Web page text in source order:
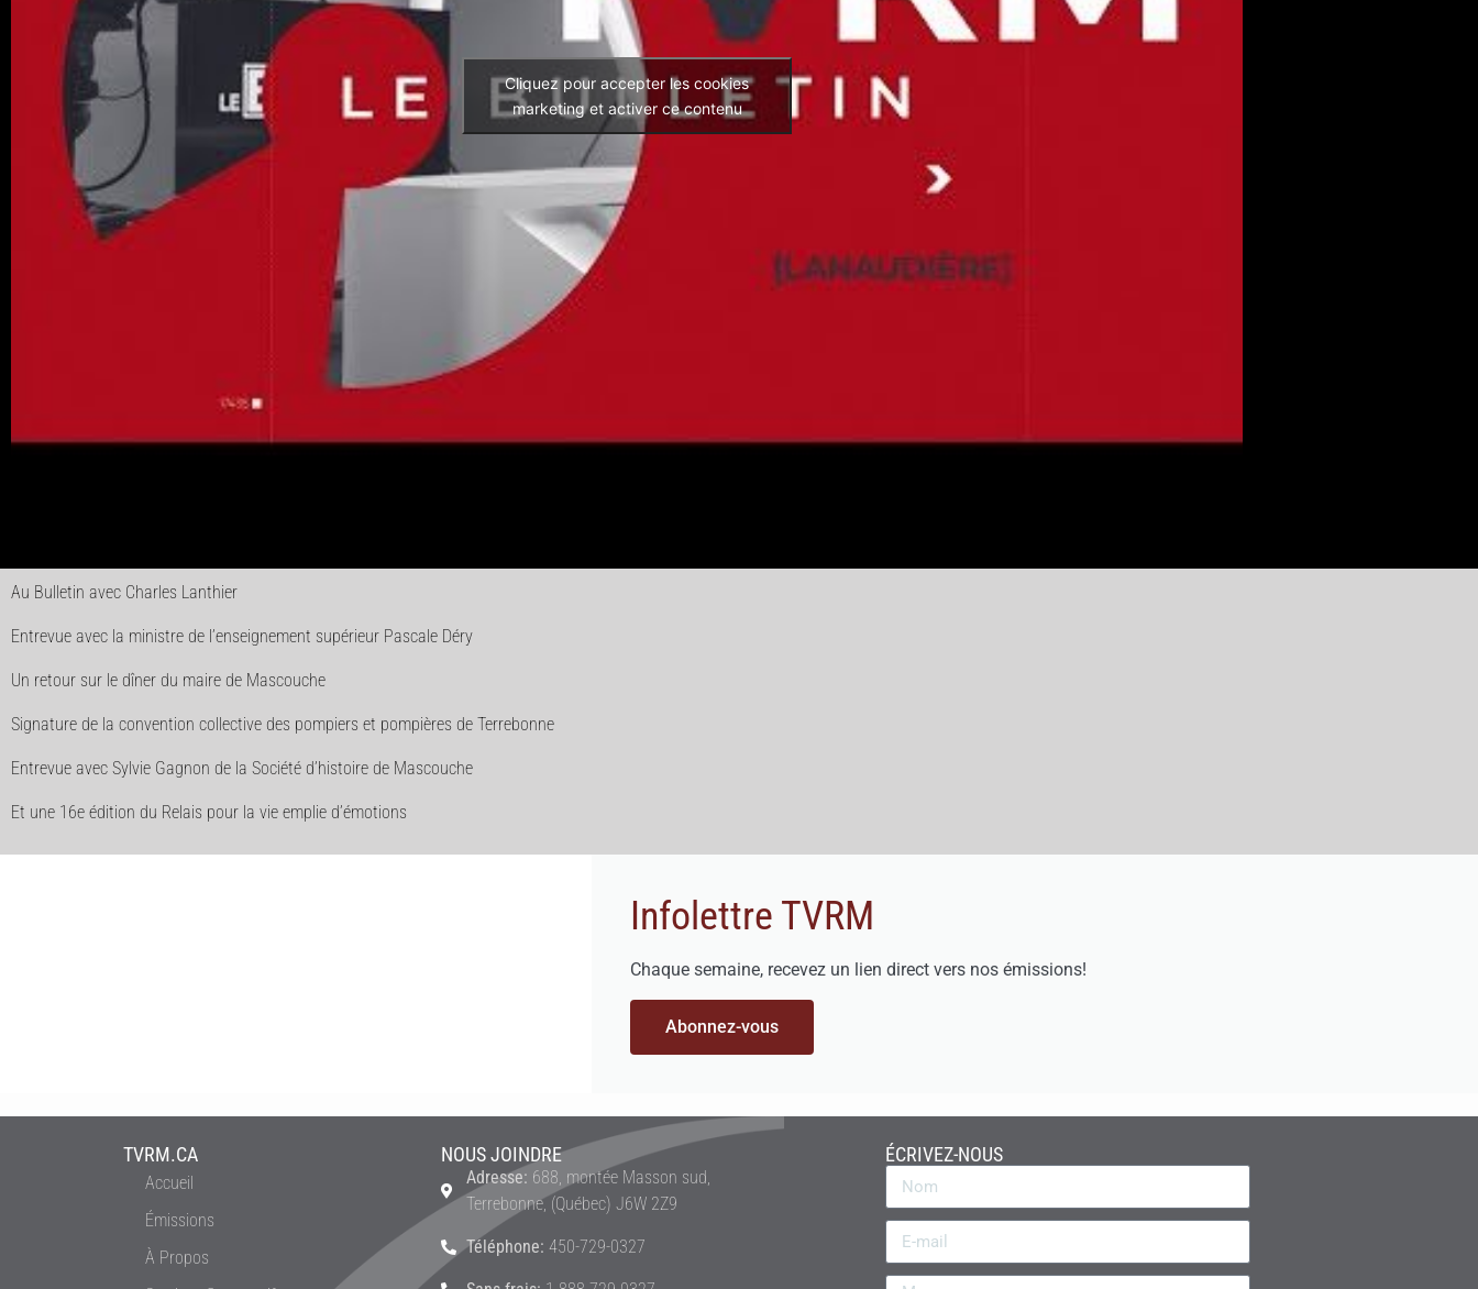
Cliquez pour accepter les cookies
marketing et activer ce contenu
Au Bulletin avec Charles Lanthier
Entrevue avec la ministre de l’enseignement supérieur Pascale Déry
Un retour sur le dîner du maire de Mascouche
Signature de la convention collective des pompiers et pompières de Terrebonne
Entrevue avec Sylvie Gagnon de la Société d’histoire de Mascouche
Et une 16e édition du Relais pour la vie emplie d’émotions
Infolettre TVRM
Chaque semaine, recevez un lien direct vers nos émissions!
Abonnez-vous
TVRM.CA
Accueil
Émissions
À Propos
NOUS JOINDRE
Adresse: 688, montée Masson sud,
Terrebonne, (Québec) J6W 2Z9
Téléphone: 450-729-0327
ÉCRIVEZ-NOUS